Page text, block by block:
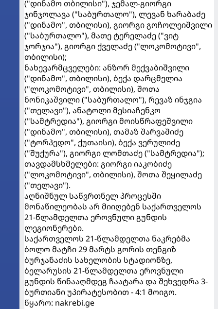
("დინამო თბილისი"), ჯემალ-გიორგი
ჯინჯოლავა ("საბურთალო"), ლევან ხარაბაძე
("დინამო", თბილისი), გიორგი გოჩოლეიშვილი
("საბურთალო"), მათე ტერელაძე ("ვიტ
ჯორჯია"), გიორგი ქველაძე ("ლოკომოტივი",
თბილისი);
ნახევარმცველები: ანზორ მექვაბიშვილი
("დინამო", თბილისი), ბექა დარცმელია
("ლოკომოტივი", თბილისი), შოთა
ნონიკაშვილი ("საბურთალო"), რევაზ ინჯგია
("თელავი"), ანატოლი მესიაჩენკო
("სამტრედია"), გიორგი მოისწრაფეშვილი
("დინამო", თბილისი), თამაზ შარვაშიძე
("ტორპედო", ქუთაისი), ბექა ვერულიძე
("შუქურა"), გიორგი ლომთაძე ("სამტრედია");
თავდამსხმელები: გიორგი იაკობიძე
("ლოკომოტივი", თბილისი), შოთა შეყილაძე
("თელავი").
აღნიშნულ საწვრთნელ პროცესში
მონაწილეობას არ მიიღებენ საქართველოს
21-წლამდელთა ეროვნული გუნდის
ლეგიონერები.
საქართველოს 21-წლამდელთა ნაკრებმა
ბოლო მატჩი 29 მარტს გორის თენგიზ
ბურჯანაძის სახელობის სტადიონზე,
ბელარუსის 21-წლამდელთა ეროვნული
გუნდის წინააღმდეგ ჩაატარა და შეხვედრა 3-
ბურთიანი უპირატესობით - 4:1 მოიგო.
წყარო: nakrebi.ge